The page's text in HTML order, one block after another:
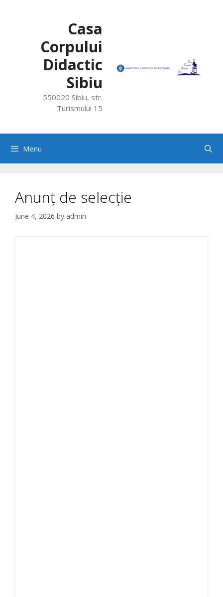
Casa
Corpului
Didactic
Sibiu
550020 Sibiu, str.
Turismului 15
Menu
Anunț de selecție
June 4, 2026 by admin